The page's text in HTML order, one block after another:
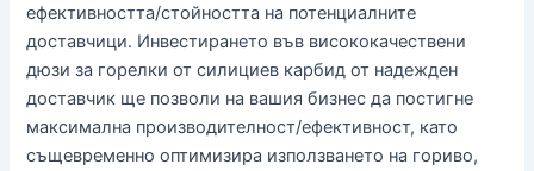
ефективността/стойността на потенциалните
доставчици. Инвестирането във висококачествени
дюзи за горелки от силициев карбид от надежден
доставчик ще позволи на вашия бизнес да постигне
максимална производителност/ефективност, като
същевременно оптимизира използването на гориво,